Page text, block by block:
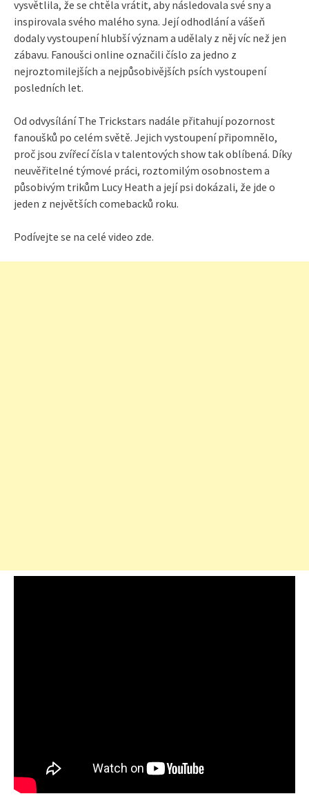
vysvětlila, že se chtěla vrátit, aby následovala své sny a
inspirovala svého malého syna. Její odhodlání a vášeň
dodaly vystoupení hlubší význam a udělaly z něj víc než jen
zábavu. Fanoušci online označili číslo za jedno z
nejroztomilejších a nejpůsobivějších psích vystoupení
posledních let.
Od odvysílání The Trickstars nadále přitahují pozornost
fanoušků po celém světě. Jejich vystoupení připomnělo,
proč jsou zvířecí čísla v talentových show tak oblíbená. Díky
neuvěřitelné týmové práci, roztomilým osobnostem a
působivým trikům Lucy Heath a její psi dokázali, že jde o
jeden z největších comebacků roku.
Podívejte se na celé video zde.